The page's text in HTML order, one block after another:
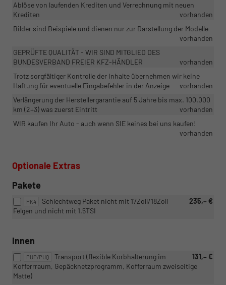
Ablöse von laufenden Krediten und Verrechnung mit neuen
Krediten
vorhanden
Bilder sind Beispiele und dienen nur zur Darstellung der Modelle
vorhanden
GEPRÜFTE QUALITÄT - WIR SIND MITGLIED DES
BUNDESVERBAND FREIER KFZ-HÄNDLER
vorhanden
Trotz sorgfältiger Kontrolle der Inhalte übernehmen wir keine
Haftung für eventuelle Eingabefehler in der Anzeige
vorhanden
Verlängerung der Herstellergarantie auf 5 Jahre bis max. 100.000
km (2+3) was zuerst Eintritt
vorhanden
WIR kaufen Ihr Auto - auch wenn SIE keines bei uns kaufen!
vorhanden
Optionale Extras
Pakete
PK4 235,– €
Schlechtweg Paket nicht mit 17Zoll/18Zoll
Felgen und nicht mit 1.5TSI
Innen
PUP/PUQ 131,– €
Transport (flexible Korbhalterung im
Kofferrraum, Gepäcknetzprogramm, Kofferraum zweiseitige
Matte)